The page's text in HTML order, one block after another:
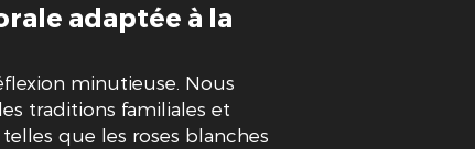
adaptée à la
minutieuse. Nous
traditions familiales et
que les roses blanches